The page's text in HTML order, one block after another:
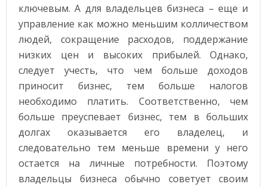
ключевым. А для владельцев бизнеса – еще и
управление как можно меньшим колличеством
людей, сокращение расходов, поддержание
низких цен и высоких прибылей. Однако,
следует учесть, что чем больше доходов
приносит бизнес, тем больше налогов
необходимо платить. Соответственно, чем
больше преуспевает бизнес, тем в больших
долгах оказывается его владелец, и
следовательно тем меньше времени у него
остается на личные потребности. Поэтому
владельцы бизнеса обычно советует своим